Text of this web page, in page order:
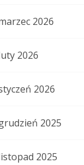
2026
2026
2026
2025
2025